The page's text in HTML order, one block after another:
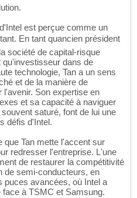
est perçue comme un
En tant quancien président
société de capital-risque
qu'investisseur dans de
technologie, Tan a un sens
et de la manière de
l'avenir. Son expertise en
et sa capacité à naviguer
saturé, font de lui une
défis d'Intel.
que Tan mette l'accent sur
redresser l'entreprise. L'une
de restaurer la compétitivité
de semi-conducteurs, en
puces avancées, où Intel a
face à TSMC et Samsung.